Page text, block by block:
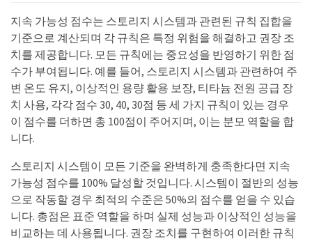
지속 가능성 점수는 스토리지 시스템과 관련된 규칙 집합을
기준으로 계산되며 각 규칙은 특정 위험을 해결하고 권장 조
치를 제공합니다. 모든 규칙에는 중요성을 반영하기 위한 점
수가 부여됩니다. 예를 들어, 스토리지 시스템과 관련하여 주
변 온도 유지, 이상적인 용량 활용 보장, 티타늄 전원 공급 장
치 사용, 각각 점수 30, 40, 30점 등 세 가지 규칙이 있는 경우
이 점수를 더하면 총 100점이 주어지며, 이는 분모 역할을 합
니다.
스토리지 시스템이 모든 기준을 완벽하게 충족한다면 지속
가능성 점수를 100% 달성할 것입니다. 시스템이 절반의 성능
으로 작동할 경우 최적의 수준은 50%의 점수를 얻을 수 있습
니다. 총점은 표준 역할을 하며 실제 성능과 이상적인 성능을
비교하는 데 사용됩니다. 권장 조치를 구현하여 이러한 규칙